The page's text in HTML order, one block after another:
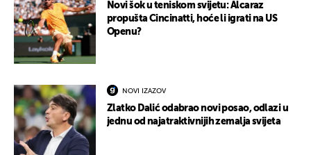
Novi šok u teniskom svijetu: Alcaraz
propušta Cincinatti, hoće li igrati na US
Openu?
NOVI IZAZOV
Zlatko Dalić odabrao novi posao, odlazi u
jednu od najatraktivnijih zemalja svijeta